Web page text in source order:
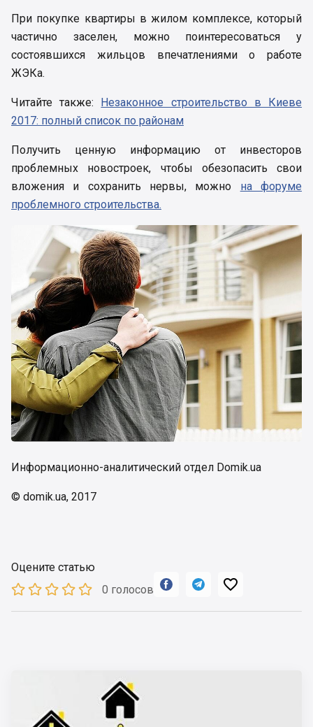
При покупке квартиры в жилом комплексе, который
частично заселен, можно поинтересоваться у
состоявшихся жильцов впечатлениями о работе
ЖЭКа.
Читайте также: Незаконное строительство в Киеве
2017: полный список по районам
Получить ценную информацию от инвесторов
проблемных новостроек, чтобы обезопасить свои
вложения и сохранить нервы, можно на форуме
проблемного строительства.
Информационно-аналитический отдел Domik.ua
© domik.ua, 2017
Оцените статью
0 голосов
  